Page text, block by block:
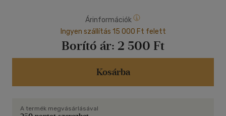
Természet-vallásnak több mint 7000 éves
eszmetörténetét, elősegítve az elidegenedés legyőzését, az
emberi lélek újjászületését. Eközben fény derül az emberiség
rendkívüli múltjára, az ősi bölcsesség, a Természet-vallás és a
legújabb tudományos eredmények megdöbbentő,
részletekbe menő egyezéseire. Ez a könyv azért íródott, hogy
Árinformációk
Ingyen szállítás 15 000 Ft felett
Borító ár: 2 500 Ft
Kosárba
A termék megvásárlásával